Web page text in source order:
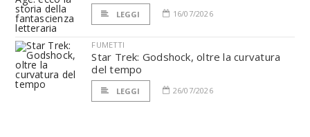
LEGGI 16/07/2026
FUMETTI
Star Trek: Godshock, oltre la curvatura
del tempo
LEGGI 26/07/2026